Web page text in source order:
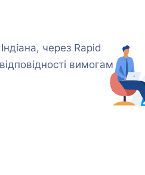
через Rapid
вимогам